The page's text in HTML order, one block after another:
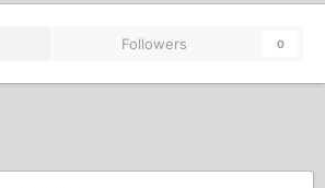
Followers 0